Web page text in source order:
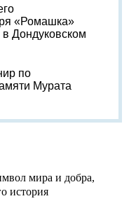
«Ромашка»
Дондуковском
по
Мурата
мира и добра,
история